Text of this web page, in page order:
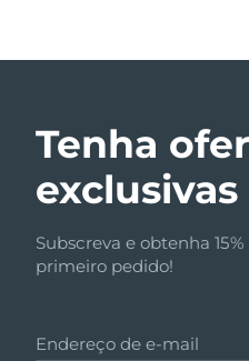
Tenha
exclusivas
Subscreva e obtenha
primeiro pedido!
Endereço de e-mail